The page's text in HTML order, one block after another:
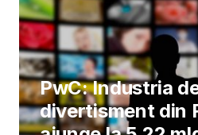
PwC: Industria
divertisment din